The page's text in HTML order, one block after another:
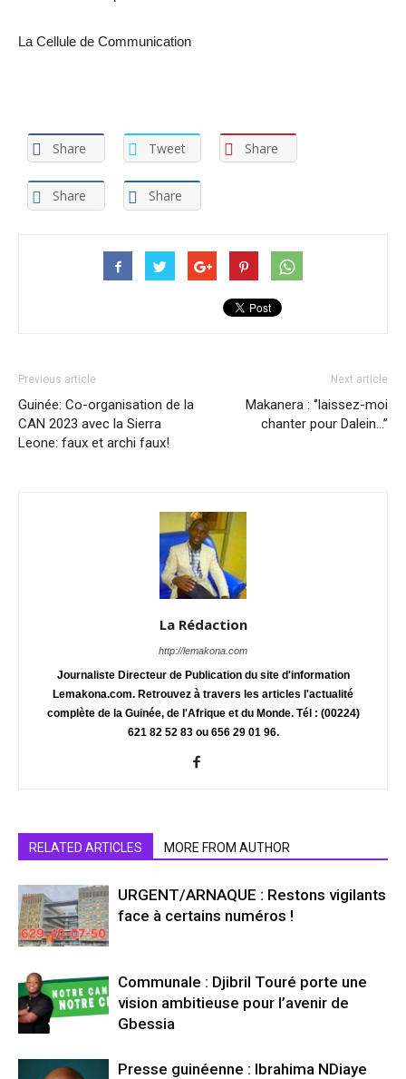
La Cellule de Communication
Share Tweet Share
Share Share
Previous article
Guinée: Co-organisation de la
CAN 2023 avec la Sierra
Leone: faux et archi faux!
Next article
Makanera : ‘’laissez-moi
chanter pour Dalein…’’
La Rédaction
http://lemakona.com
Journaliste Directeur de Publication du site d'information
Lemakona.com. Retrouvez à travers les articles l'actualité
complète de la Guinée, de l'Afrique et du Monde. Tél : (00224)
621 82 52 83 ou 656 29 01 96.
RELATED ARTICLES MORE FROM AUTHOR
URGENT/ARNAQUE : Restons vigilants
face à certains numéros !
Communale : Djibril Touré porte une
vision ambitieuse pour l’avenir de
Gbessia
Presse guinéenne : Ibrahima NDiaye